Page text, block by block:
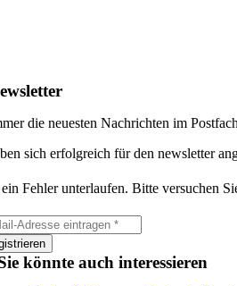
die neuesten Nachrichten im
sich erfolgreich für den newsletter
Fehler unterlaufen. Bitte versuchen
könnte auch interessieren